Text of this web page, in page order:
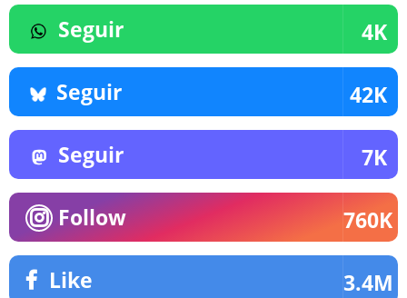
Seguir 4K
Seguir 42K
Seguir 7K
Follow 760K
Like 3.4M